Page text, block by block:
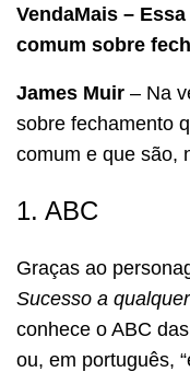
VendaMais –
comum sobre
James Muir – Na
sobre fechamento
comum e que são,
1. ABC
Graças ao
Sucesso a
conhece o ABC
ou, em português,